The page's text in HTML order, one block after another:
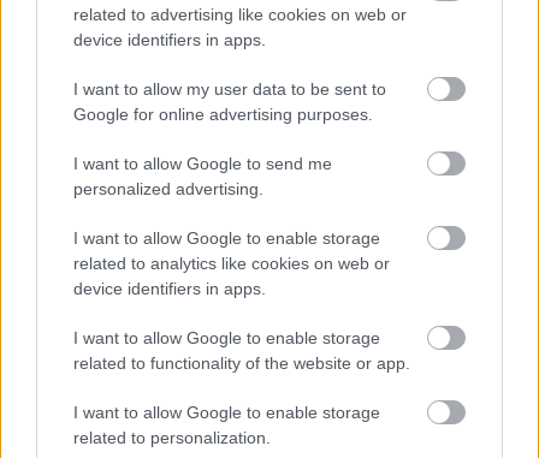
related to advertising like cookies on web or
device identifiers in apps.
I want to allow my user data to be sent to
Google for online advertising purposes.
I want to allow Google to send me
personalized advertising.
I want to allow Google to enable storage
related to analytics like cookies on web or
device identifiers in apps.
I want to allow Google to enable storage
related to functionality of the website or app.
I want to allow Google to enable storage
related to personalization.
2017. március 8. 19:00
Intézet Frankofón Filmnapok